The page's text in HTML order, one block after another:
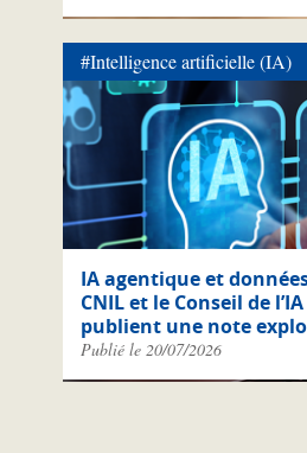
IA agentique et
CNIL et le Conseil de
publient une note
Publié le 20/07/2026
#Intelligence artificielle (IA)